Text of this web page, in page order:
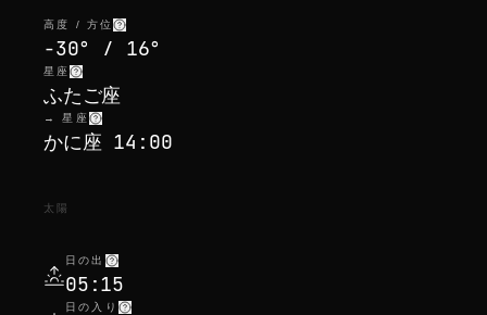
高度 / 方位
-30° / 16°
星座
ふたご座
→ 星座
かに座 14:00
太陽
日の出
05:15
日の入り